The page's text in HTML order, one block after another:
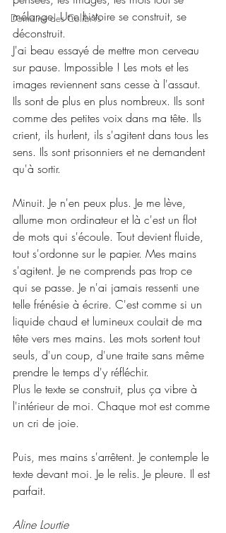
Domaine des ColibrYs
mélange. Une histoire se construit, se
déconstruit.
J'ai beau essayé de mettre mon cerveau
sur pause. Impossible ! Les mots et les
images reviennent sans cesse à l'assaut.
Ils sont de plus en plus nombreux. Ils sont
comme des petites voix dans ma tête. Ils
crient, ils hurlent, ils s'agitent dans tous les
sens. Ils sont prisonniers et ne demandent
qu'à sortir.
Minuit. Je n'en peux plus. Je me lève,
allume mon ordinateur et là c'est un flot
de mots qui s'écoule. Tout devient fluide,
tout s'ordonne sur le papier. Mes mains
s'agitent. Je ne comprends pas trop ce
qui se passe. Je n'ai jamais ressenti une
telle frénésie à écrire. C'est comme si un
liquide chaud et lumineux coulait de ma
tête vers mes mains. Les mots sortent tout
seuls, d'un coup, d'une traite sans même
prendre le temps d'y réfléchir.
Plus le texte se construit, plus ça vibre à
l'intérieur de moi. Chaque mot est comme
un cri de joie.
Puis, mes mains s'arrêtent. Je contemple le
texte devant moi. Je le relis. Je pleure. Il est
parfait.
Aline Lourtie